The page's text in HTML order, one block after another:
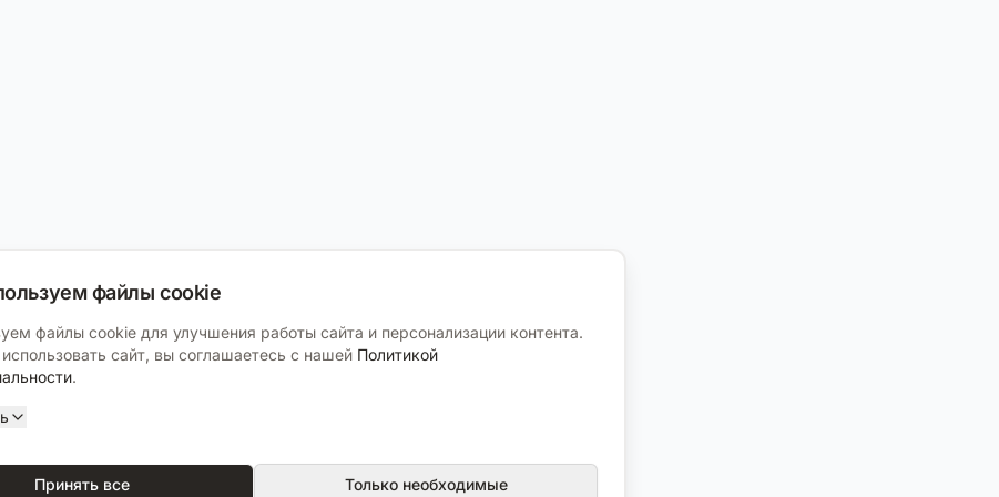
файлы cookie
файлы cookie для улучшения работы сайта и персонализации контента.
сайт, вы соглашаетесь с нашей Политикой
.
Принять все Только необходимые